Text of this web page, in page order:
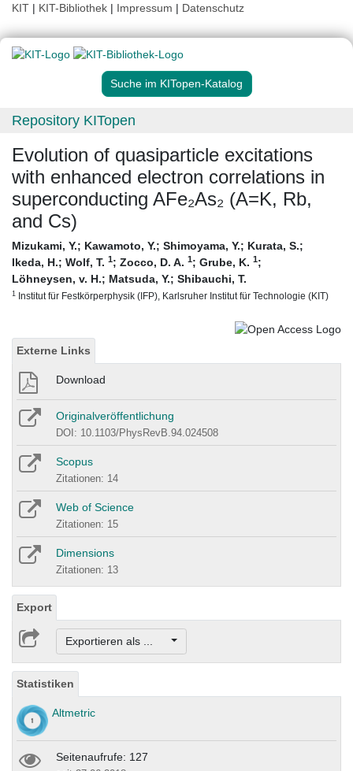
KIT | KIT-Bibliothek | Impressum | Datenschutz
Suche im KITopen-Katalog
Repository KITopen
Evolution of quasiparticle excitations
with enhanced electron correlations in
superconducting AFe₂As₂ (A=K, Rb,
and Cs)
Mizukami, Y.; Kawamoto, Y.; Shimoyama, Y.; Kurata, S.;
Ikeda, H.; Wolf, T. 1; Zocco, D. A. 1; Grube, K. 1;
Löhneysen, v. H.; Matsuda, Y.; Shibauchi, T.
1 Institut für Festkörperphysik (IFP), Karlsruher Institut für Technologie (KIT)
Externe Links
Download
Originalveröffentlichung
DOI: 10.1103/PhysRevB.94.024508
Scopus
Zitationen: 14
Web of Science
Zitationen: 15
Dimensions
Zitationen: 13
Export
Exportieren als ...
Statistiken
Altmetric
Seitenaufrufe: 127